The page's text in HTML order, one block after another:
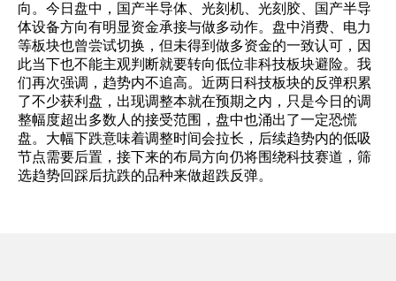
向。今日盘中，国产半导体、光刻机、光刻胶、国产半导
体设备方向有明显资金承接与做多动作。盘中消费、电力
等板块也曾尝试切换，但未得到做多资金的一致认可，因
此当下也不能主观判断就要转向低位非科技板块避险。我
们再次强调，趋势内不追高。近两日科技板块的反弹积累
了不少获利盘，出现调整本就在预期之内，只是今日的调
整幅度超出多数人的接受范围，盘中也涌出了一定恐慌
盘。大幅下跌意味着调整时间会拉长，后续趋势内的低吸
节点需要后置，接下来的布局方向仍将围绕科技赛道，筛
选趋势回踩后抗跌的品种来做超跌反弹。